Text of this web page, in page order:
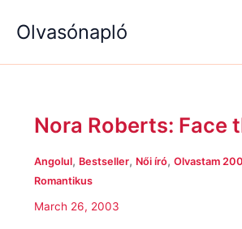
Olvasónapló
Nora Roberts: Face
Angolul, Bestseller, Női író, Olvastam
Romantikus
March 26, 2003
Nora
Face
the
e
a
é
g
é
g